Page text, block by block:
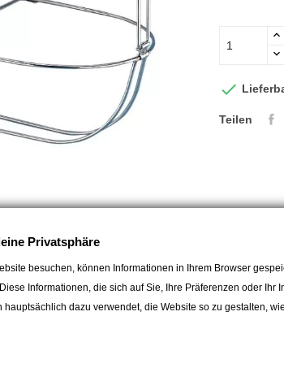

Teilen
Privatsphäre
besuchen, können Informationen in Ihrem Browser
Informationen, die sich auf Sie, Ihre Präferenzen oder Ihr
dazu verwendet, die Website so zu gestalten,